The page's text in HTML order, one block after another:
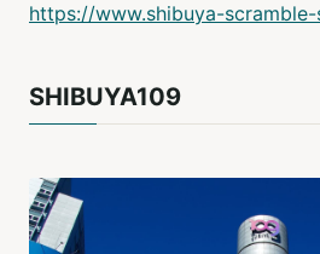
https://www.shibuya-
SHIBUYA109